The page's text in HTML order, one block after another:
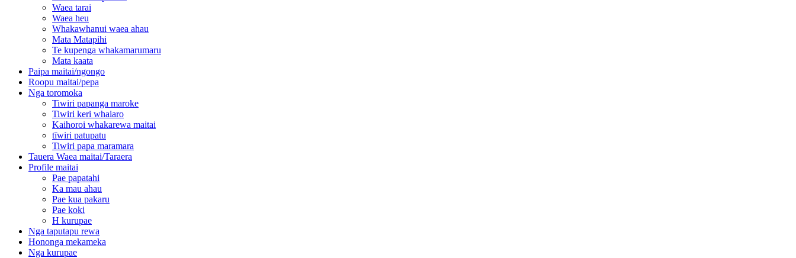
Waea tarai
Waea heu
Whakawhanui waea ahau
Mata Matapihi
Te kupenga whakamarumaru
Mata kaata
Paipa maitai/ngongo
Roopu maitai/pepa
Nga toromoka
Tiwiri papanga maroke
Tiwiri keri whaiaro
Kaihoroi whakarewa maitai
tīwiri patupatu
Tiwiri papa maramara
Tauera Waea maitai/Taraera
Profile maitai
Pae papatahi
Ka mau ahau
Pae kua pakaru
Pae koki
H kurupae
Nga taputapu rewa
Hononga mekameka
Nga kurupae